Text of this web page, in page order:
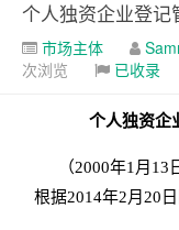
个人独资企业登记
市场主体
次浏览
已收录
个人独资企
（2000年1月
根据2014年2月20